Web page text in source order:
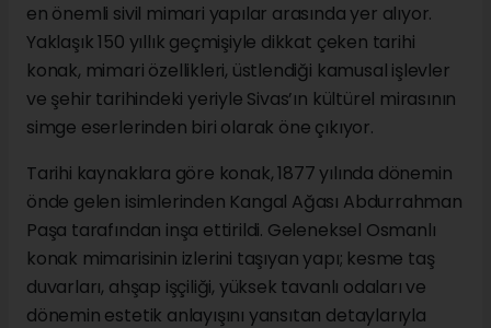
en önemli sivil mimari yapılar arasında yer alıyor.
Yaklaşık 150 yıllık geçmişiyle dikkat çeken tarihi
konak, mimari özellikleri, üstlendiği kamusal işlevler
ve şehir tarihindeki yeriyle Sivas’ın kültürel mirasının
simge eserlerinden biri olarak öne çıkıyor.
Tarihi kaynaklara göre konak, 1877 yılında dönemin
önde gelen isimlerinden Kangal Ağası Abdurrahman
Paşa tarafından inşa ettirildi. Geleneksel Osmanlı
konak mimarisinin izlerini taşıyan yapı; kesme taş
duvarları, ahşap işçiliği, yüksek tavanlı odaları ve
dönemin estetik anlayışını yansıtan detaylarıyla